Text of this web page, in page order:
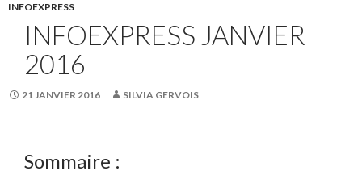
INFOEXPRESS
INFOEXPRESS JANVIER
2016
21 JANVIER 2016 SILVIA GERVOIS
Sommaire :